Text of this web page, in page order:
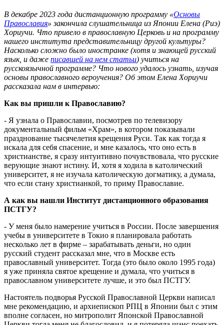
В декабре 2023 года дистанционную программу «Основы
Православия» закончила слушательница из Японии Елена (Риэ)
Хориучи. Что привело в православную Церковь и на программу
нашего института представительницу другой культуры?
Насколько сложно было иностранке (хотя и знающей русский
язык, и даже писавшей на нем статьи) учиться на
русскоязычной программе? Что нового удалось узнать, изучая
основы православного вероучения? Об этом Елена Хориучи
рассказала нам в интервью:
Как вы пришли к Православию?
- Я узнала о Православии, посмотрев по телевизору
документальный фильм «Храм», в котором показывали
празднование тысячелетия крещения Руси. Так как тогда я
искала для себя спасение, и мне казалось, что оно есть в
христианстве, я сразу интуитивно почувствовала, что русские
верующие знают истину. И, хотя я ходила в католический
университет, я не изучала католическую догматику, а думала,
что если стану христианкой, то приму Православие.
А как вы нашли Институт дистанционного образования
ПСТГУ?
- У меня было намерение учиться в России. После завершения
учебы в университете в Токио я планировала работать
несколько лет в фирме – зарабатывать деньги, но один
русский студент рассказал мне, что в Москве есть
православный университет. Тогда (это было около 1995 года)
я уже приняла святое крещение и думала, что учиться в
православном университете лучше, и это был ПСТГУ.
Настоятель подворья Русской Православной Церкви написал
мне рекомендацию, и архиепископ РПЦ в Японии был с этим
вполне согласен, но митрополит Японской Православной